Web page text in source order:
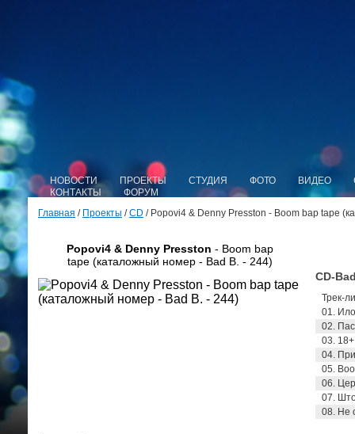
НОВОСТИ ПРОЕКТЫ СТУДИЯ ФОТО ВИДЕО
КОНТАКТЫ
ФОРУМ
Главная / Проекты /CD / Popovi4 & Denny Presston - Boom bap tape
Popovi4 & Denny Presston - Boom bap
tape (каталожный номер - Bad B. - 244)
CD-
Трек-
01.
02.
03.
04.
05.
06.
07.
08. Не